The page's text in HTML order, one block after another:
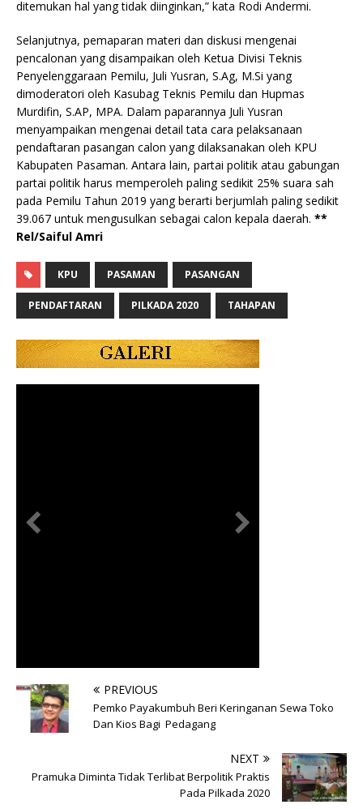
ditemukan hal yang tidak diinginkan,” kata Rodi Andermi.
Selanjutnya, pemaparan materi dan diskusi mengenai
pencalonan yang disampaikan oleh Ketua Divisi Teknis
Penyelenggaraan Pemilu, Juli Yusran, S.Ag, M.Si yang
dimoderatori oleh Kasubag Teknis Pemilu dan Hupmas
Murdifin, S.AP, MPA. Dalam paparannya Juli Yusran
menyampaikan mengenai detail tata cara pelaksanaan
pendaftaran pasangan calon yang dilaksanakan oleh KPU
Kabupaten Pasaman. Antara lain, partai politik atau gabungan
partai politik harus memperoleh paling sedikit 25% suara sah
pada Pemilu Tahun 2019 yang berarti berjumlah paling sedikit
39.067 untuk mengusulkan sebagai calon kepala daerah. **
Rel/Saiful Amri
KPU PASAMAN PASANGAN
PENDAFTARAN PILKADA 2020 TAHAPAN
PREVIOUS
Pemko Payakumbuh Beri Keringanan Sewa Toko
Dan Kios Bagi Pedagang
NEXT
Pramuka Diminta Tidak Terlibat Berpolitik Praktis
Pada Pilkada 2020